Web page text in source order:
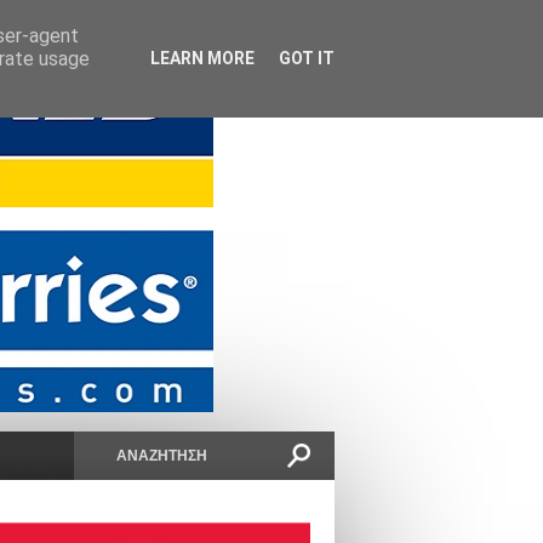
agent
usage
LEARN MORE GOT IT